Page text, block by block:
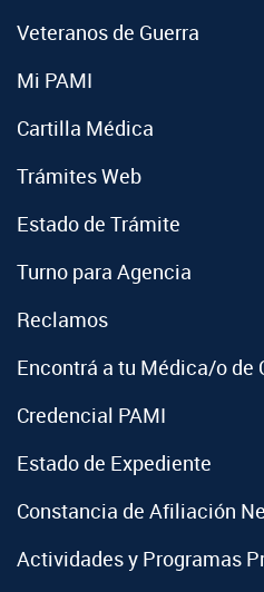
Veteranos de Guerra
Mi PAMI
Cartilla Médica
Trámites Web
Estado de Trámite
Turno para Agencia
Reclamos
Encontrá a tu Médica/o de
Credencial PAMI
Estado de Expediente
Constancia de Afiliación
Actividades y Programas